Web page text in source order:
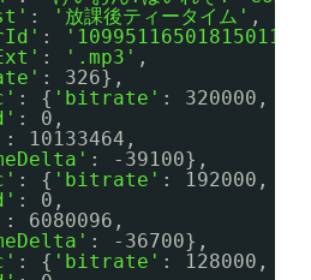
: '放課後ティータイム' ,
: '109951165018150110'
: '.mp3' ,
: 326},
: { 'bitrate' : 320000,
: 0,
: 10133464,
: -39100},
: { 'bitrate' : 192000,
: 0,
: 6080096,
: -36700},
: { 'bitrate' : 128000,